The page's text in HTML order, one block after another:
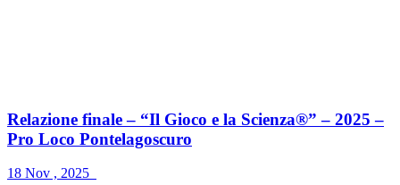
Relazione finale – “Il Gioco e la Scienza®” – 2025 –
Pro Loco Pontelagoscuro
18 Nov , 2025